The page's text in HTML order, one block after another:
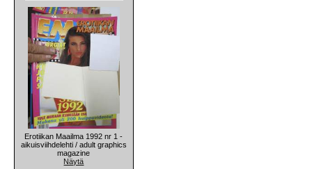
Erotiikan Maailma 1992 nr 1 -
aikuisviihdelehti / adult graphics
magazine
Näytä